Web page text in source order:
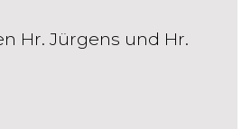
Hr. Jürgens und Hr.